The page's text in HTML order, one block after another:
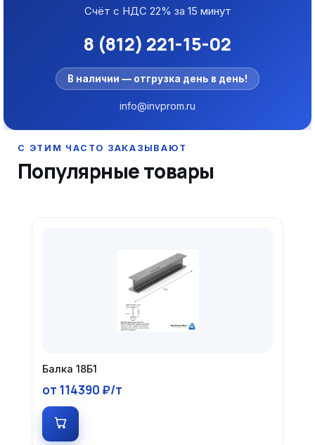
Счёт с НДС 22% за 15 минут
8 (812) 221-15-02
В наличии — отгрузка день в день!
info@invprom.ru
Популярные товары
Балка 18Б1
от 114390 ₽/т